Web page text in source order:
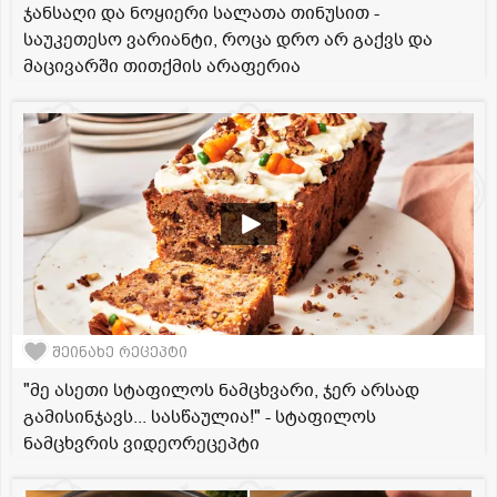
ჯანსაღი და ნოყიერი სალათა თინუსით -
საუკეთესო ვარიანტი, როცა დრო არ გაქვს და
მაცივარში თითქმის არაფერია
შეინახე რეცეპტი
"მე ასეთი სტაფილოს ნამცხვარი, ჯერ არსად
გამისინჯავს... სასწაულია!" - სტაფილოს
ნამცხვრის ვიდეორეცეპტი